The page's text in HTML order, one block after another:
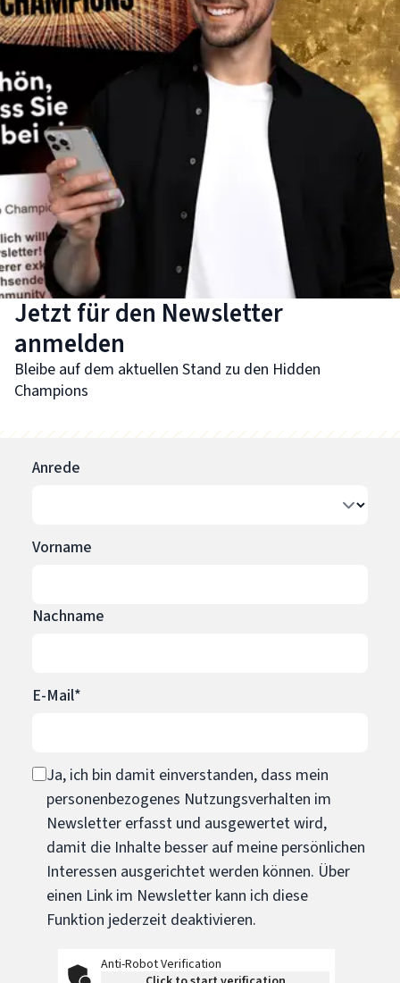
Jetzt für den Newsletter
anmelden
Bleibe auf dem aktuellen Stand zu den Hidden
Champions
Anrede
Vorname
Nachname
E-Mail*
Ja, ich bin damit einverstanden, dass mein
personenbezogenes Nutzungsverhalten im
Newsletter erfasst und ausgewertet wird,
damit die Inhalte besser auf meine persönlichen
Interessen ausgerichtet werden können. Über
einen Link im Newsletter kann ich diese
Funktion jederzeit deaktivieren.
Anti-Robot Verification